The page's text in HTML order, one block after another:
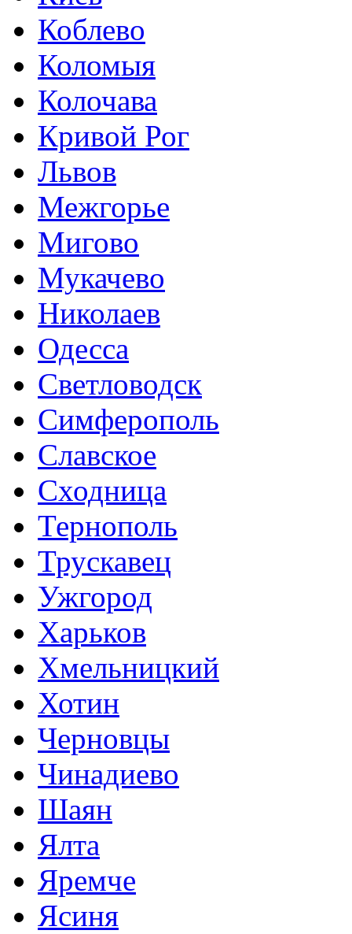
Коблево
Коломыя
Колочава
Кривой Рог
Львов
Межгорье
Мигово
Мукачево
Николаев
Одесса
Светловодск
Симферополь
Славское
Сходница
Тернополь
Трускавец
Ужгород
Харьков
Хмельницкий
Хотин
Черновцы
Чинадиево
Шаян
Ялта
Яремче
Ясиня